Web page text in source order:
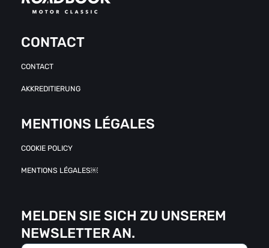
CONTACT
CONTACT
AKKREDITIERUNG
MENTIONS LÉGALES
COOKIE POLICY
MENTIONS LÉGALES￼
MELDEN SIE SICH ZU UNSEREM
NEWSLETTER AN.